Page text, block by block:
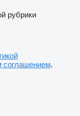
рубрики
соглашением.